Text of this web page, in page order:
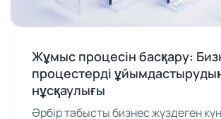
Жұмыс процесін басқару:
процестерді ұйымдастырудың
нұсқаулығы